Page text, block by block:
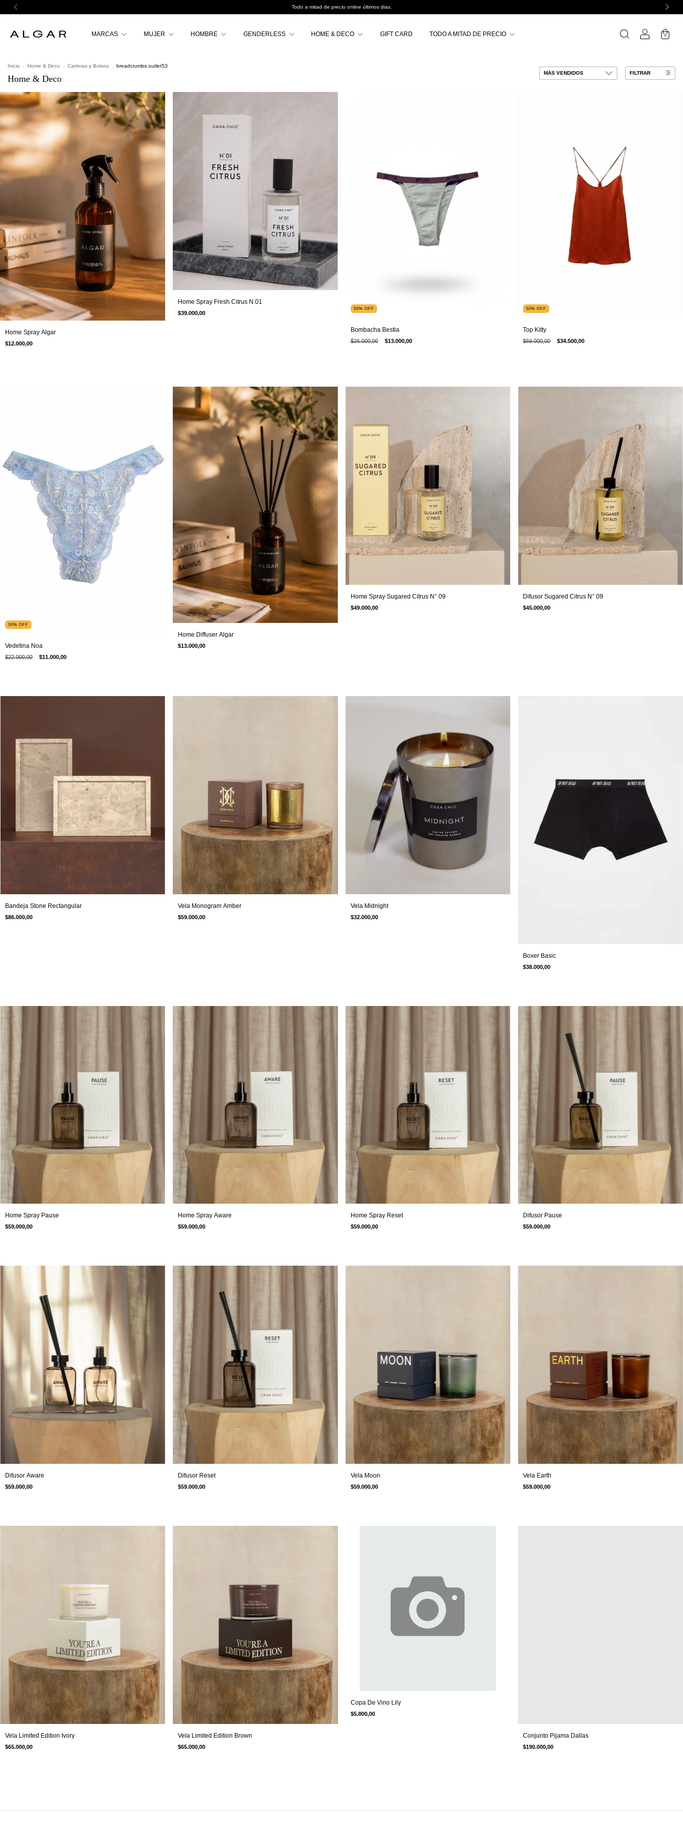
Todo a mitad de precio online últimos dias.
MARCAS MUJER HOMBRE GENDERLESS HOME & DECO GIFT CARD TODO A MITAD DE PRECIO 0
Inicio Home & Deco Carteras y Bolsos breadcrumbs.outlet53
Home & Deco
FILTRAR
Home Spray Algar
$12.000,00
Home Spray Fresh Citrus N.01
$39.000,00
50% OFF
Bombacha Bestia
$26.000,00 $13.000,00
50%OFF
Top Kitty
$69.000,00 $34.500,00
50% OFF
Vedetina Noa
$22.000,00 $11.000,00
Home Diffuser Algar
$13.000,00
Home Spray Sugared Citrus N° 09
$49.000,00
Difusor Sugared Citrus N° 09
$45.000,00
Bandeja Stone Rectangular
$86.000,00
Vela Monogram Amber
$59.000,00
Vela Midnight
$32.000,00
Boxer Basic
$38.000,00
Home Spray Pause
$59.000,00
Home Spray Aware
$59.000,00
Home Spray Reset
$59.000,00
Difusor Pause
$59.000,00
Difusor Aware
$59.000,00
Difusor Reset
$59.000,00
Vela Moon
$59.000,00
Vela Earth
$59.000,00
Vela Limited Edition Ivory
$65.000,00
Vela Limited Edition Brown
$65.000,00
Copa De Vino Lily
$5.800,00
Conjunto Pijama Dallas
$190.000,00